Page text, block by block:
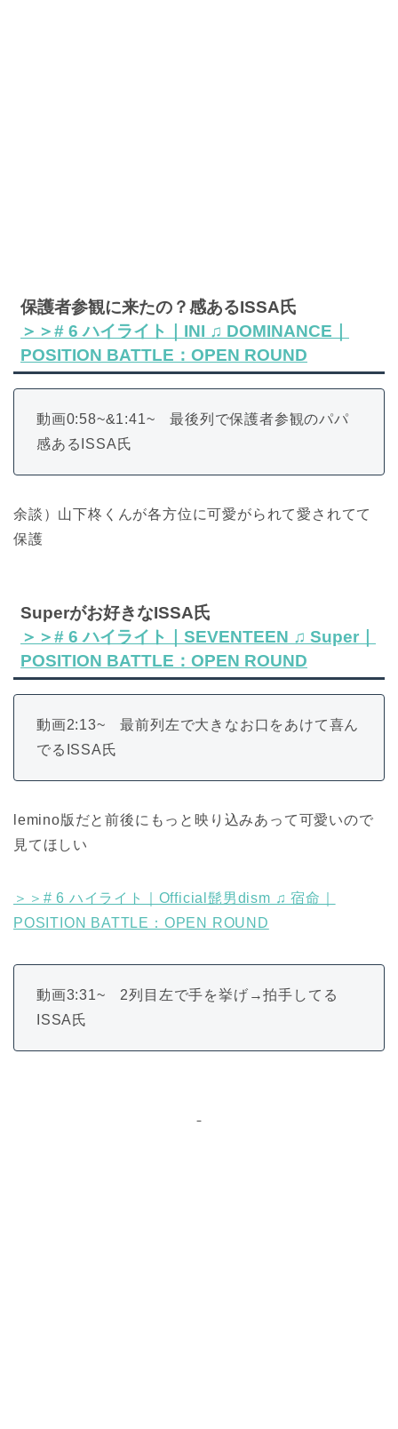
保護者参観に来たの？感あるISSA氏
＞＞# 6 ハイライト｜INI ♫ DOMINANCE｜
POSITION BATTLE：OPEN ROUND
動画0:58~&1:41~ 最後列で保護者参観のパパ
感あるISSA氏
余談）山下柊くんが各方位に可愛がられて愛されてて
保護
Superがお好きなISSA氏
＞＞# 6 ハイライト｜SEVENTEEN ♫ Super｜
POSITION BATTLE：OPEN ROUND
動画2:13~ 最前列左で大きなお口をあけて喜ん
でるISSA氏
lemino版だと前後にもっと映り込みあって可愛いので
見てほしい
＞＞# 6 ハイライト｜Official髭男dism ♫ 宿命｜
POSITION BATTLE：OPEN ROUND
動画3:31~ 2列目左で手を挙げ→拍手してる
ISSA氏